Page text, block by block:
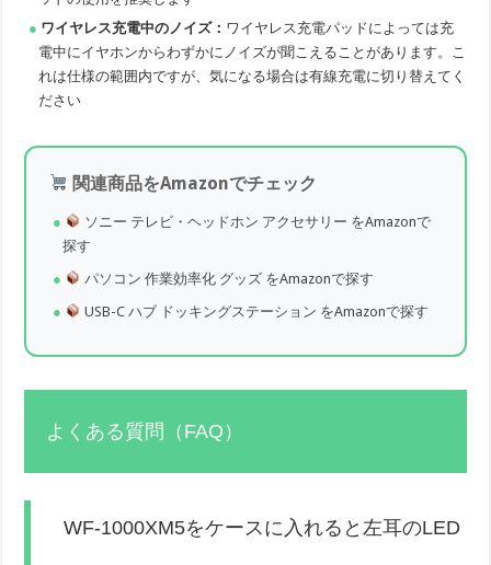
ワイヤレス充電中のノイズ： ワイヤレス充電パッドによっては充
電中にイヤホンからわずかにノイズが聞こえることがあります。こ
れは仕様の範囲内ですが、気になる場合は有線充電に切り替えてく
ださい
関連商品をAmazonでチェック
ソニー テレビ・ヘッドホン アクセサリー をAmazonで
探す
パソコン 作業効率化 グッズ をAmazonで探す
USB-C ハブ ドッキングステーション をAmazonで探す
よくある質問（FAQ）
WF-1000XM5をケースに入れると左耳のLED